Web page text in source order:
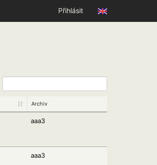
Přihlásit
Archiv
aaa3
aaa3